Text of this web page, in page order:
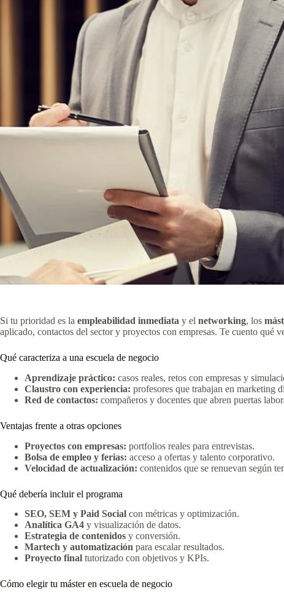
Si tu prioridad es la empleabilidad inmediata y el networking, los
aplicado, contactos del sector y proyectos con empresas. Te cuento qué
Qué caracteriza a una escuela de negocio
Aprendizaje práctico: casos reales, retos con empresas y
Claustro con experiencia: profesores que trabajan en marketing
Red de contactos: compañeros y docentes que abren puertas
Ventajas frente a otras opciones
Proyectos con empresas: portfolios reales para entrevistas.
Bolsa de empleo y ferias: acceso a ofertas y talento corporativo.
Velocidad de actualización: contenidos que se renuevan según
Qué debería incluir el programa
SEO, SEM y Paid Social con métricas y optimización.
Analítica GA4 y visualización de datos.
Estrategia de contenidos y conversión.
Martech y automatización para escalar resultados.
Proyecto final tutorizado con objetivos y KPIs.
Cómo elegir tu máster en escuela de negocio